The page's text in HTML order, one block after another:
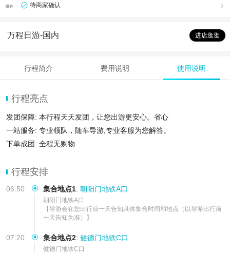
服务 待商家确认 
万程日游-国内 进店逛逛
行程简介 费用说明 使用说明
行程亮点
发团保障: 本行程天天发团，让您出游更安心。省心
一站服务: 专业领队，随车导游,专业客服为您解答。
下单成团: 全程无购物
行程安排
06:50 集合地点1: 朝阳门地铁A口
朝阳门地铁A口
【导游会在您出行前一天告知具体集合时间和地点（以导游出行前
一天告知为准）】
07:20 集合地点2: 健德门地铁C口
健德门地铁C口